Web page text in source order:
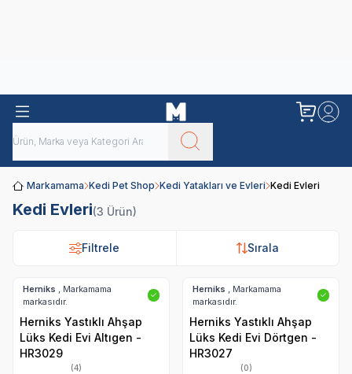
Markamama Kedi Pet Shop Kedi Yatakları ve Evleri Kedi Evleri
Kedi Evleri(3 Ürün)
Filtrele Sırala
Filtrele Sırala
Herniks
, Markamama
markasıdır.
✓
Herniks Yastıklı Ahşap
Lüks Kedi Evi Altıgen -
HR3029
(4)
Herniks
, Markamama
markasıdır.
✓
Herniks Yastıklı Ahşap
Lüks Kedi Evi Dörtgen -
HR3027
(0)